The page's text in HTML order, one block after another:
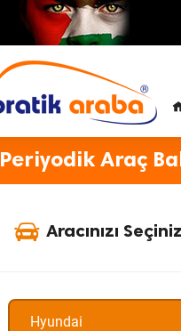
Periyodik Araç
Aracınızı Seçiniz
Hyundai